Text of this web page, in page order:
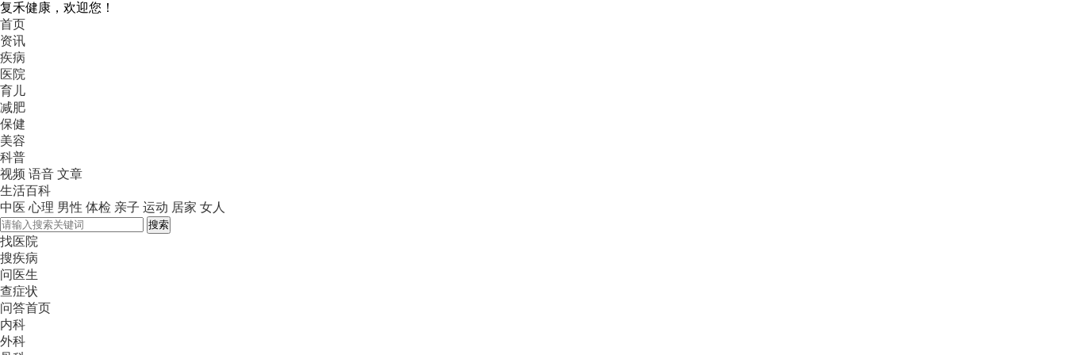
复禾健康，欢迎您！
首页
资讯
疾病
医院
育儿
减肥
保健
美容
科普
视频 语音 文章
生活百科
中医 心理 男性 体检 亲子 运动 居家 女人
搜索
找医院
搜疾病
问医生
查症状
问答首页
内科
外科